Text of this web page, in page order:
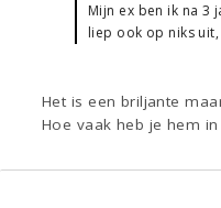
Mijn ex ben ik na 3
liep ook op niks
Het is een briljante
Hoe vaak heb je hem